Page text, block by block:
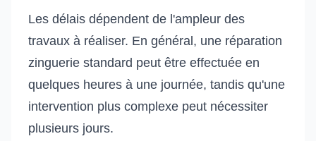
Les délais dépendent de l'ampleur des
travaux à réaliser. En général, une réparation
zinguerie standard peut être effectuée en
quelques heures à une journée, tandis qu'une
intervention plus complexe peut nécessiter
plusieurs jours.